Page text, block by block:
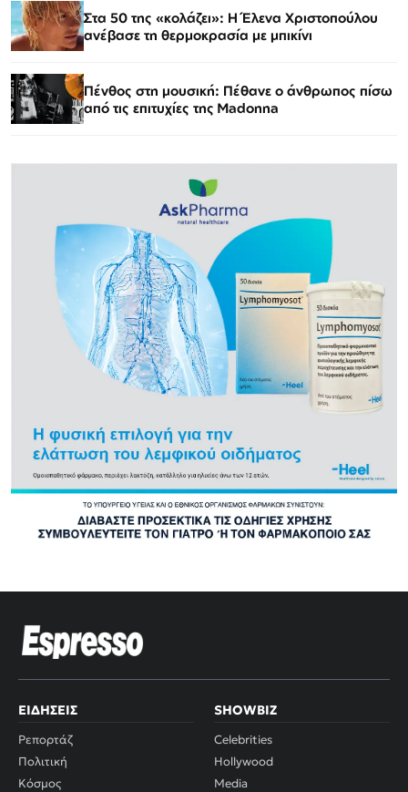
Στα 50 της «κολάζει»: Η Έλενα Χριστοπούλου
ανέβασε τη θερμοκρασία με μπικίνι
Πένθος στη μουσική: Πέθανε ο άνθρωπος πίσω
από τις επιτυχίες της Madonna
ΕΙΔΉΣΕΙΣ
Ρεπορτάζ
Πολιτική
Κόσμος
SHOWBIZ
Celebrities
Hollywood
Media